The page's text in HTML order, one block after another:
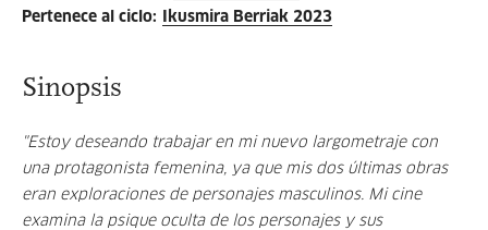
Pertenece al ciclo: Ikusmira Berriak 2023
Sinopsis
"Estoy deseando trabajar en mi nuevo largometraje con
una protagonista femenina, ya que mis dos últimas obras
eran exploraciones de personajes masculinos. Mi cine
examina la psique oculta de los personajes y sus